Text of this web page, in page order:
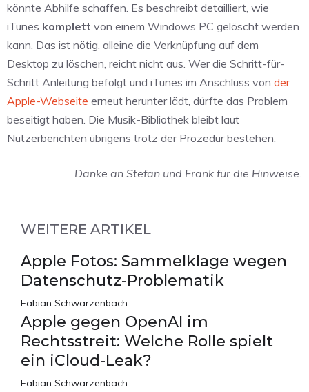
könnte Abhilfe schaffen. Es beschreibt detailliert, wie
iTunes komplett von einem Windows PC gelöscht werden
kann. Das ist nötig, alleine die Verknüpfung auf dem
Desktop zu löschen, reicht nicht aus. Wer die Schritt-für-
Schritt Anleitung befolgt und iTunes im Anschluss von der
Apple-Webseite erneut herunter lädt, dürfte das Problem
beseitigt haben. Die Musik-Bibliothek bleibt laut
Nutzerberichten übrigens trotz der Prozedur bestehen.
Danke an Stefan und Frank für die Hinweise.
WEITERE ARTIKEL
Apple Fotos: Sammelklage wegen
Datenschutz-Problematik
Fabian Schwarzenbach
Apple gegen OpenAI im
Rechtsstreit: Welche Rolle spielt
ein iCloud-Leak?
Fabian Schwarzenbach